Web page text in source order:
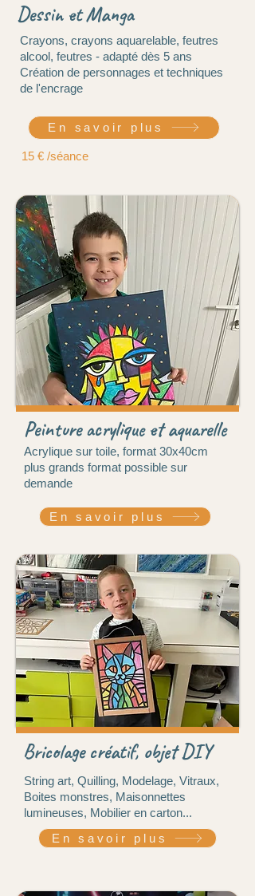
Dessin et Manga
Crayons, crayons aquarelable, feutres
alcool, feutres - adapté dès 5 ans
Création de personnages et techniques
de l'encrage
En savoir plus
15 € /séance
Peinture acrylique et aquarelle
Acrylique sur toile, format 30x40cm
plus grands format possible sur
demande
En savoir plus
20 € /séance
Bricolage créatif, objet DIY
String art, Quilling, Modelage, Vitraux,
Boites monstres, Maisonnettes
lumineuses, Mobilier en carton...
En savoir plus